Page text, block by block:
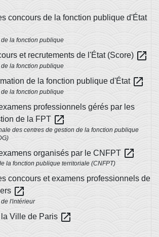
concours de la fonction publique d'État
la fonction publique
et recrutements de l'État (Score) open_in_new
la fonction publique
de la fonction publique d'État open_in_new
la fonction publique
professionnels gérés par les
de la FPT open_in_new
des centres de gestion de la fonction publique
organisés par le CNFPT open_in_new
la fonction publique territoriale (CNFPT)
concours et examens professionnels de
open_in_new
l'intérieur
Ville de Paris open_in_new